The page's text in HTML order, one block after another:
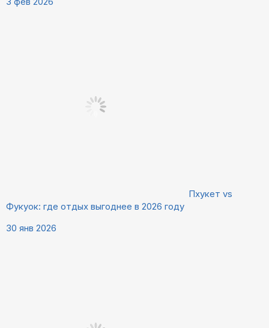
Пхукет vs
Фукуок: где отдых выгоднее в 2026 году
30 янв 2026